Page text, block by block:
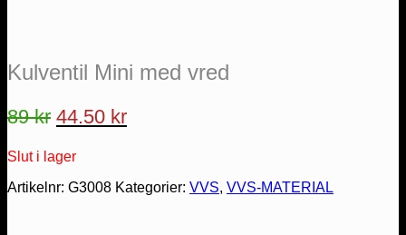
Kulventil Mini med vred
89kr Det
priset
var:
44.50 krDet
är:
Slut i lager
Artikelnr: G3008 Kategorier: VVS, VVS-MATERIAL